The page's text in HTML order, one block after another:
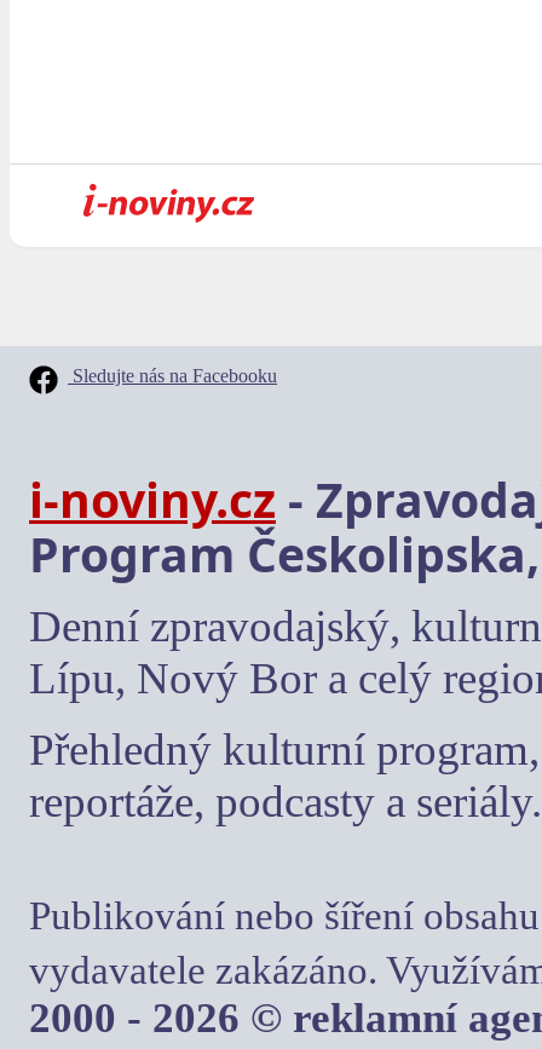
Sledujte nás na Facebooku
i-noviny.cz -
Program
Denní zpravodajský,
Lípu, Nový Bor a celý
Přehledný kulturní
reportáže, podcasty a seriály.
Publikování nebo šíření
vydavatele zakázáno.
2000 - 2026 © reklamní